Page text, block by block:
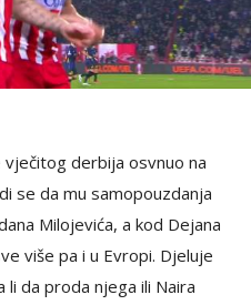
derbija osvnuo na
se da mu samopouzdanja
Milojevića, a kod Dejana
više pa i u Evropi. Djeluje
da proda njega ili Naira